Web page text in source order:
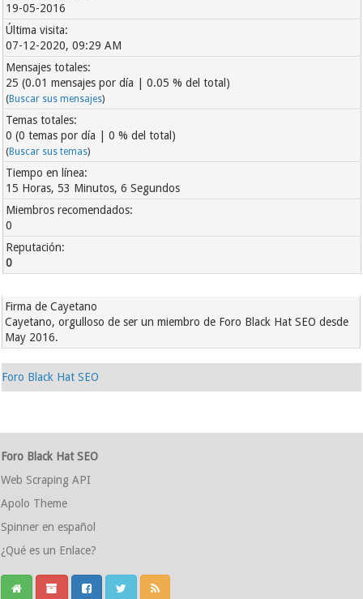
19-05-2016
Última visita:
07-12-2020, 09:29 AM
Mensajes totales:
25 (0.01 mensajes por día | 0.05 % del total)
(Buscar sus mensajes)
Temas totales:
0 (0 temas por día | 0 % del total)
(Buscar sus temas)
Tiempo en línea:
15 Horas, 53 Minutos, 6 Segundos
Miembros recomendados:
0
Reputación:
0
Firma de Cayetano
Cayetano, orgulloso de ser un miembro de Foro Black Hat SEO desde
May 2016.
Foro Black Hat SEO
Foro Black Hat SEO
Web Scraping API
Apolo Theme
Spinner en español
¿Qué es un Enlace?